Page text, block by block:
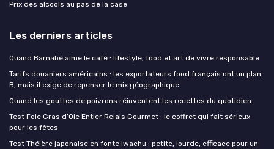
Prix des alcools au pas de la case
Les derniers articles
Quand Barnabé aime le café : lifestyle, food et art de vivre responsable
Tarifs douaniers américains : les exportateurs food français ont un plan
B, mais il exige de repenser le mix géographique
Quand les gouttes de poivrons réinventent les recettes du quotidien
Test Foie Gras d’Oie Entier Relais Gourmet : le coffret qui fait sérieux
pour les fêtes
Test Théière japonaise en fonte Iwachu : petite, lourde, efficace pour un